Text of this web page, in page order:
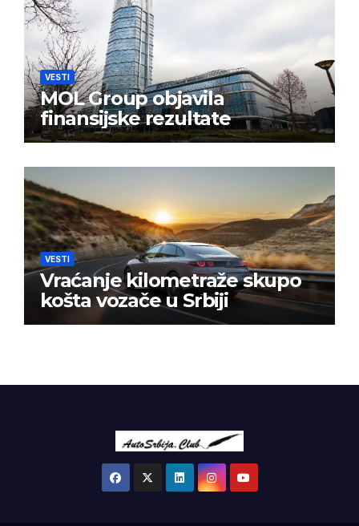
VESTI
MOL Group objavila
finansijske rezultate
VESTI
Vraćanje kilometraže skupo
košta vozače u Srbiji